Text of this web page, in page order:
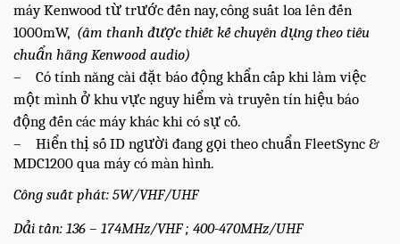
máy Kenwood từ trước đến nay, công suất loa lên đến
1000mW, (âm thanh được thiết kế chuyên dụng theo tiêu
chuẩn hãng Kenwood audio)
– Có tính năng cài đặt báo động khẩn cấp khi làm việc
một mình ở khu vực nguy hiểm và truyền tín hiệu báo
động đến các máy khác khi có sự cố.
– Hiển thị số ID người đang gọi theo chuẩn FleetSync &
MDC1200 qua máy có màn hình.
Công suất phát: 5W/VHF/UHF
Dải tần: 136 – 174MHz/VHF ; 400-470MHz/UHF